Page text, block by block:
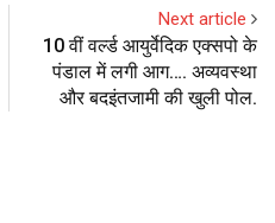
Next article
10 वीं वर्ल्ड आयुर्वेदिक एक्सपो के
पंडाल में लगी आग…. अव्यवस्था
और बदइंतजामी की खुली पोल.